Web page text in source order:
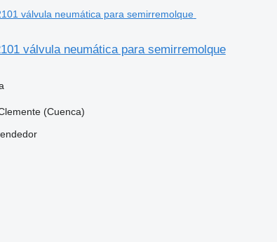
válvula neumática para semirremolque
(Cuenca)